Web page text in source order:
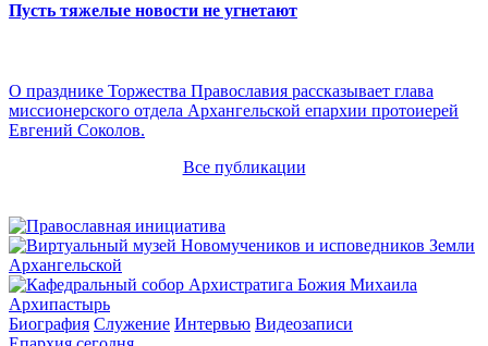
Пусть тяжелые новости не угнетают
О празднике Торжества Православия рассказывает глава
миссионерского отдела Архангельской епархии протоиерей
Евгений Соколов.
Все публикации
Архипастырь
Биография Служение Интервью Видеозаписи